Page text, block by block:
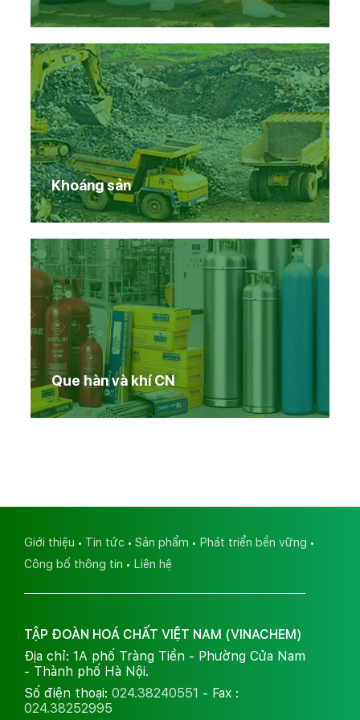
Khoáng sản
Que hàn và khí CN
Giới thiệu Tin tức Sản phẩm
Phát triển bền vững
Công bố thông tin
Liên hệ
TẬP ĐOÀN HOÁ CHẤT VIỆT NAM (VINACHEM)
Địa chỉ: 1A phố Tràng Tiền - Phường Cửa Nam
- Thành phố Hà Nội.
Số điện thoại: 024.38240551 - Fax :
024.38252995